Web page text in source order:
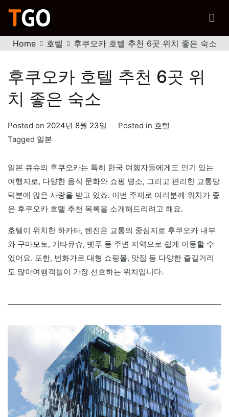
content
티고
행복한 여행을 위한 노하우
Home 호텔 후쿠오카 호텔 추천 6곳 위치 좋은 숙소
후쿠오카 호텔 추천 6곳 위
치 좋은 숙소
Posted on 2024년 8월 23일 Posted in 호텔
Tagged 일본
일본 큐슈의 후쿠오카는 특히 한국 여행자들에게도 인기 있는
여행지로, 다양한 음식 문화와 쇼핑 명소, 그리고 편리한 교통망
덕분에 많은 사랑을 받고 있죠. 이번 주제로 여러분께 위치가 좋
은 후쿠오카 호텔 추천 목록을 소개해드리려고 해요.
호텔이 위치한 하카타, 텐진은 교통의 중심지로 후쿠오카 내부
와 구마모토, 기타큐슈, 벳푸 등 주변 지역으로 쉽게 이동할 수
있어요. 또한, 번화가로 대형 쇼핑몰, 맛집 등 다양한 즐길거리
도 많아여행객들이 가장 선호하는 위치입니다.